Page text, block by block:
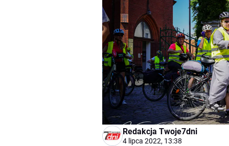
Redakcja Twoje7dni
4 lipca 2022, 13:38